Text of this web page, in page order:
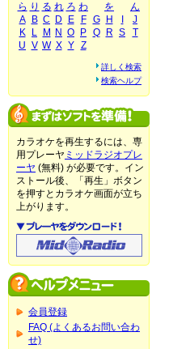
ら り る れ ろ わ を
ん
A
B C D E F G H
J
K
L M N O P Q R S
T
U V W X Y Z
詳しく検索
検索ヘルプ
カラオケを再生するには、専
用プレーヤ ミッドラジオプレ
ーヤ (無料) が必要です。イン
ストール後、「再生」ボタン
を押すとカラオケ画面が立ち
上がります。
会員登録
FAQ (よくあるお問い合わ
せ)